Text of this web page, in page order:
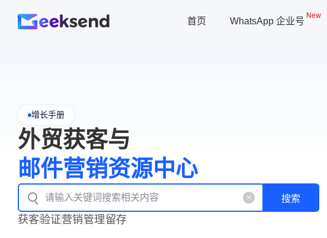
首页 WhatsApp 企业号
New
增长手册
外贸获客与
邮件营销资源中心
搜索
获客验证营销管理留存